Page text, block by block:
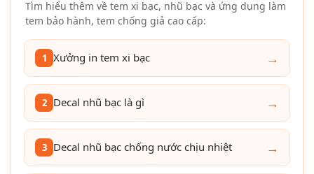
Tìm hiểu thêm về tem xi bạc, nhũ bạc và ứng dụng làm
tem bảo hành, tem chống giả cao cấp:
1 Xưởng in tem xi bạc →
2 Decal nhũ bạc là gì →
3 Decal nhũ bạc chống nước chịu nhiệt →